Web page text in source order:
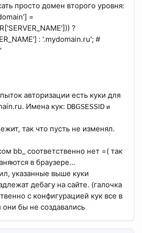
просто домен второго уровня:
=
?
: '.mydomain.ru'; #
авторизации есть куки для
Имена кук: DBGSESSID и
так что пусть не изменял.
bb_ соответственно нет =( так
в браузере...
указанные выше куки
дебагу на сайте. (галочка
с конфигурацией кук все в
они бы не создавались